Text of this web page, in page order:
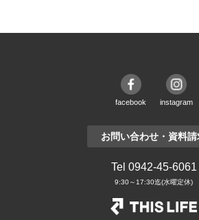
facebook instagram
お問い合わせ・資料請
Tel 0942-45-6061
9:30～17:30迄(水曜定休)